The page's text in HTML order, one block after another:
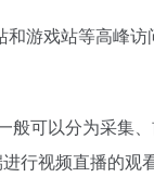
游戏站等高峰
可以分为采集、
行视频直播的观看